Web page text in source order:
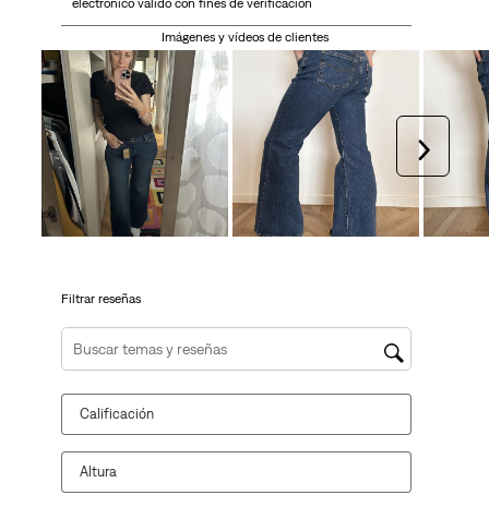
calificar
artículo
con
1
estrella
Esta
acción
abrirá
el
envío.
calificar
artículo
con
2
estrellas.
Esta
acción
abrirá
el
envío.
calificar
el
artículo
con
3
estrellas.
Esta
acción
abrirá
el
calificar
el
artículo
con
4
estrellas.
Esta
abrirá
artículo
con
5
estrellas.
Esta
acción
abrirá
el
electrónico válido con fines de verificación
Imágenes y vídeos de clientes
Filtrar reseñas
Región de búsqueda de temas y reseñas
Calificación
Altura